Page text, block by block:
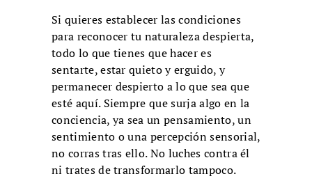
Si quieres establecer las condiciones
para reconocer tu naturaleza despierta,
todo lo que tienes que hacer es
sentarte, estar quieto y erguido, y
permanecer despierto a lo que sea que
esté aquí. Siempre que surja algo en la
conciencia, ya sea un pensamiento, un
sentimiento o una percepción sensorial,
no corras tras ello. No luches contra él
ni trates de transformarlo tampoco.